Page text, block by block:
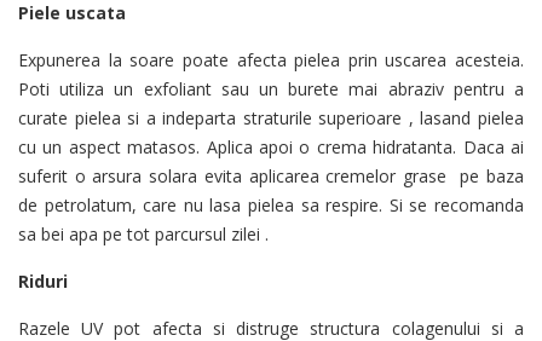
Piele uscata
Expunerea la soare poate afecta pielea prin uscarea acesteia.
Poti utiliza un exfoliant sau un burete mai abraziv pentru a
curate pielea si a indeparta straturile superioare , lasand pielea
cu un aspect matasos. Aplica apoi o crema hidratanta. Daca ai
suferit o arsura solara evita aplicarea cremelor grase pe baza
de petrolatum, care nu lasa pielea sa respire. Si se recomanda
sa bei apa pe tot parcursul zilei .
Riduri
Razele UV pot afecta si distruge structura colagenului si a